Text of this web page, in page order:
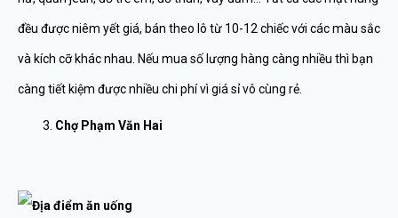
đều được niêm yết giá, bán theo lô từ 10-12 chiếc với các màu sắc
và kích cỡ khác nhau. Nếu mua số lượng hàng càng nhiều thì bạn
càng tiết kiệm được nhiều chi phí vì giá sỉ vô cùng rẻ.
Chợ Phạm Văn Hai